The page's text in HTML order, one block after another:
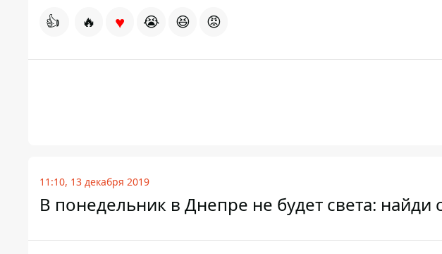
👍 🔥 ♥ 😭 😆 😡
11:10, 13 декабря 2019
В понедельник в Днепре не будет света: найди